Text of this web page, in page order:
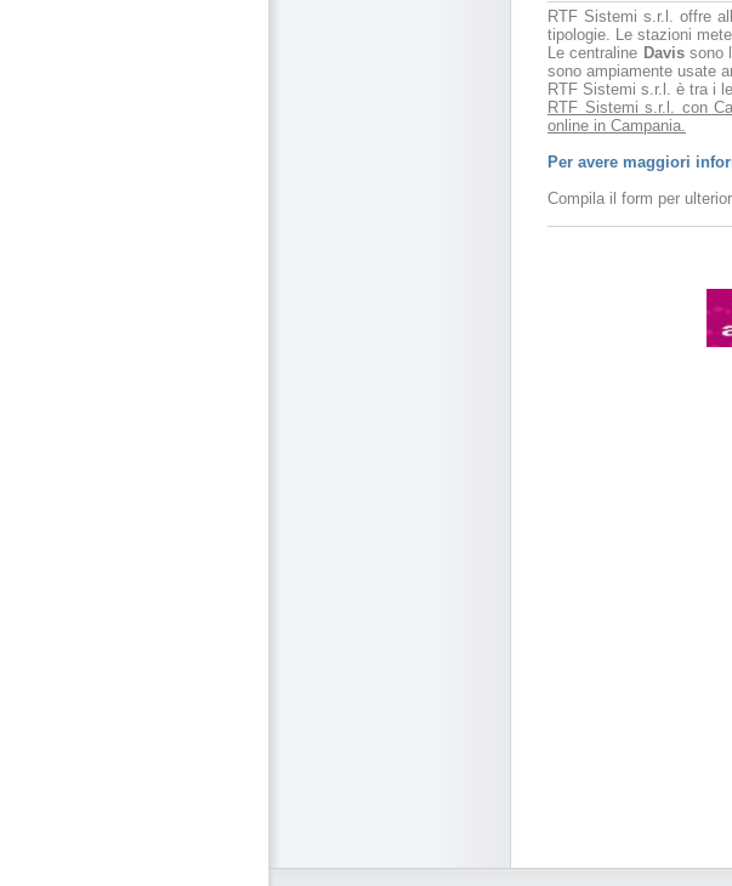
RTF Sistemi s.r.l. offre
tipologie. Le stazioni
Le centraline Davissono
sono ampiamente usate
RTF Sistemi s.r.l. è tra i
RTF Sistemi s.r.l. con
online in Campania.
Per avere maggiori
Compila il form per